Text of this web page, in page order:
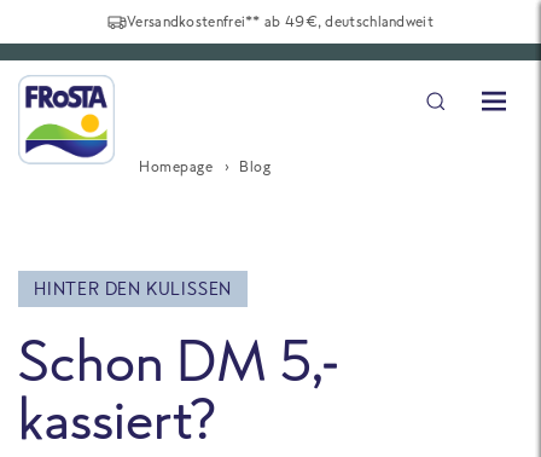
Versandkostenfrei** ab 49€, deutschlandweit
Homepage Blog
HINTER DEN KULISSEN
Schon DM 5,-
kassiert?